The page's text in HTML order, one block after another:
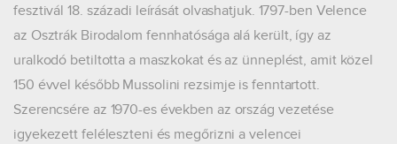
fesztivál 18. századi leírását olvashatjuk. 1797-ben Velence
az Osztrák Birodalom fennhatósága alá került, így az
uralkodó betiltotta a maszkokat és az ünneplést, amit közel
150 évvel később Mussolini rezsimje is fenntartott.
Szerencsére az 1970-es években az ország vezetése
igyekezett feléleszteni és megőrizni a velencei